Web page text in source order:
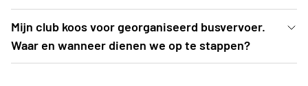
balkon) kost 56 EUR. Een ticket categorie 2
bedraagt 46 EUR.
Inschrijven kan uiterlijk t.e.m. 2 oktober 2026 of tot
zolang de voorraad strekt (= teller op 0 -> als
deelnemers kom je automatisch op wachtlijst
Mijn club koos voor georganiseerd busvervoer.
Waar en wanneer dienen we op te stappen?